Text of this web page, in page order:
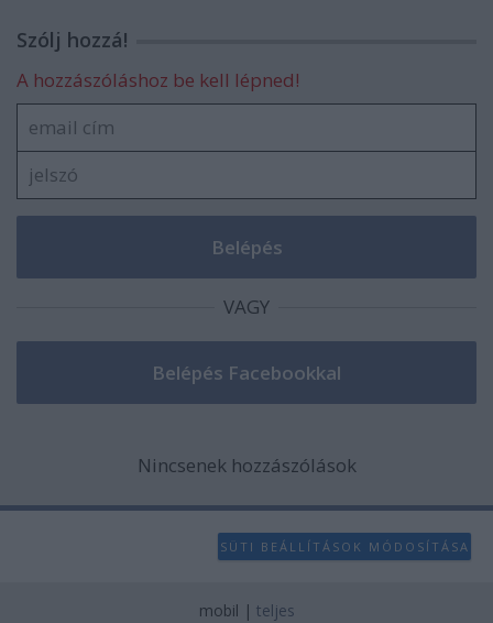
Szólj hozzá!
A hozzászóláshoz be kell lépned!
VAGY
Nincsenek hozzászólások
SÜTI BEÁLLÍTÁSOK MÓDOSÍTÁSA
mobil | teljes